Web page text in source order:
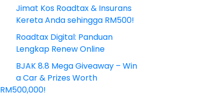
Jimat Kos Roadtax & Insurans
Kereta Anda sehingga RM500!
Roadtax Digital: Panduan
Lengkap Renew Online
BJAK 8.8 Mega Giveaway – Win
a Car & Prizes Worth
RM500,000!